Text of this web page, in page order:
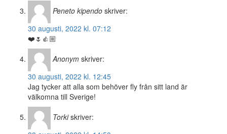
Peneto kipendo skriver:
30 augusti, 2022 kl. 07:12
❤️🌷👍🏼
Anonym skriver:
30 augusti, 2022 kl. 12:45
Jag tycker att alla som behöver fly från sitt land är
välkomna till Sverige!
Torki skriver: